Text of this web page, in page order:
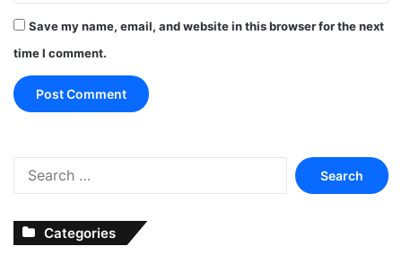
Save my name, email, and website in this browser for the next
time I comment.
Search
for:
Categories